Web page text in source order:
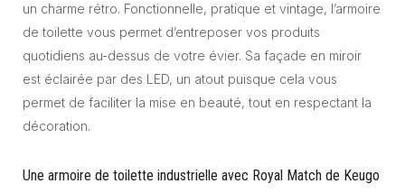
un charme rétro. Fonctionnelle, pratique et vintage, l’armoire
de toilette vous permet d’entreposer vos produits
quotidiens au-dessus de votre évier. Sa façade en miroir
est éclairée par des LED, un atout puisque cela vous
permet de faciliter la mise en beauté, tout en respectant la
décoration.
Une armoire de toilette industrielle avec Royal Match de Keugo